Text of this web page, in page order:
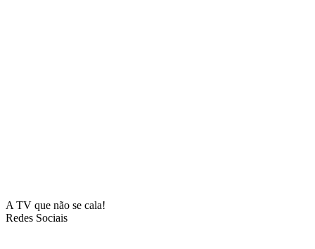
A TV que não se cala!
Redes Sociais